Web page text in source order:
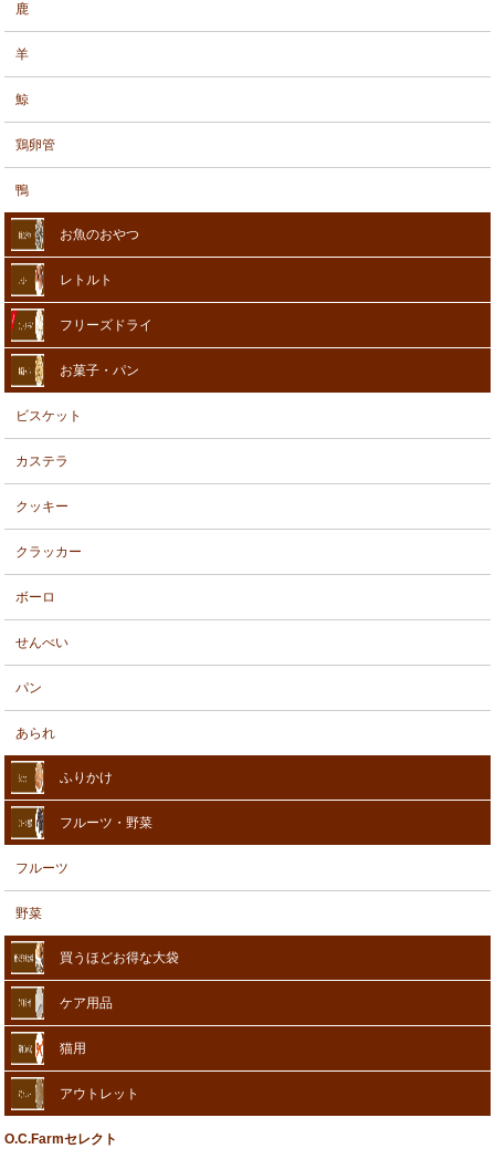
鹿
羊
鯨
鶏卵管
鴨
お魚のおやつ
レトルト
フリーズドライ
お菓子・パン
ビスケット
カステラ
クッキー
クラッカー
ボーロ
せんべい
パン
あられ
ふりかけ
フルーツ・野菜
フルーツ
野菜
買うほどお得な大袋
ケア用品
猫用
アウトレット
O.C.Farmセレクト